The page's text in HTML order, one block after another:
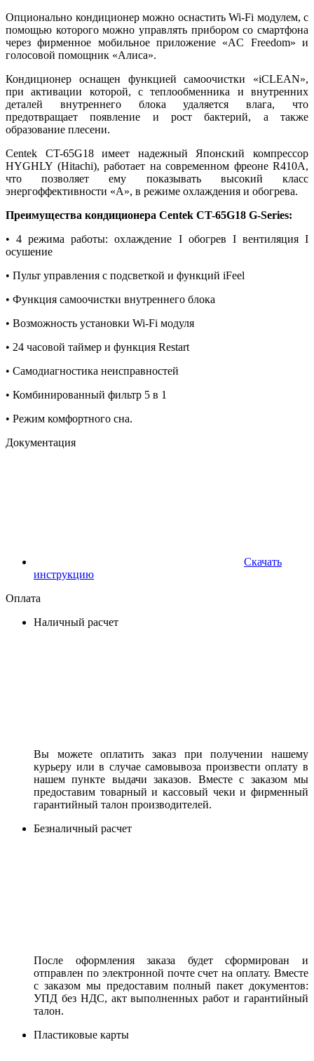
Опционально кондиционер можно оснастить Wi-Fi модулем, с
помощью которого можно управлять прибором со смартфона
через фирменное мобильное приложение «AC Freedom» и
голосовой помощник «Алиса».
Кондиционер оснащен функцией самоочистки «iCLEAN»,
при активации которой, с теплообменника и внутренних
деталей внутреннего блока удаляется влага, что
предотвращает появление и рост бактерий, а также
образование плесени.
Centek CT-65G18 имеет надежный Японский компрессор
HYGHLY (Hitachi), работает на современном фреоне R410A,
что позволяет ему показывать высокий класс
энергоффективности «А», в режиме охлаждения и обогрева.
Преимущества кондиционера Centek CT-65G18 G-Series:
• 4 режима работы: охлаждение I обогрев I вентиляция I
осушение
• Пульт управления с подсветкой и функций iFeel
• Функция самоочистки внутреннего блока
• Возможность установки Wi-Fi модуля
• 24 часовой таймер и функция Restart
• Самодиагностика неисправностей
• Комбинированный фильтр 5 в 1
• Режим комфортного сна.
Документация
Скачать
инструкцию
Оплата
Наличный расчет
Вы можете оплатить заказ при получении нашему
курьеру или в случае самовывоза произвести оплату в
нашем пункте выдачи заказов. Вместе с заказом мы
предоставим товарный и кассовый чеки и фирменный
гарантийный талон производителей.
Безналичный расчет
После оформления заказа будет сформирован и
отправлен по электронной почте счет на оплату. Вместе
с заказом мы предоставим полный пакет документов:
УПД без НДС, акт выполненных работ и гарантийный
талон.
Пластиковые карты